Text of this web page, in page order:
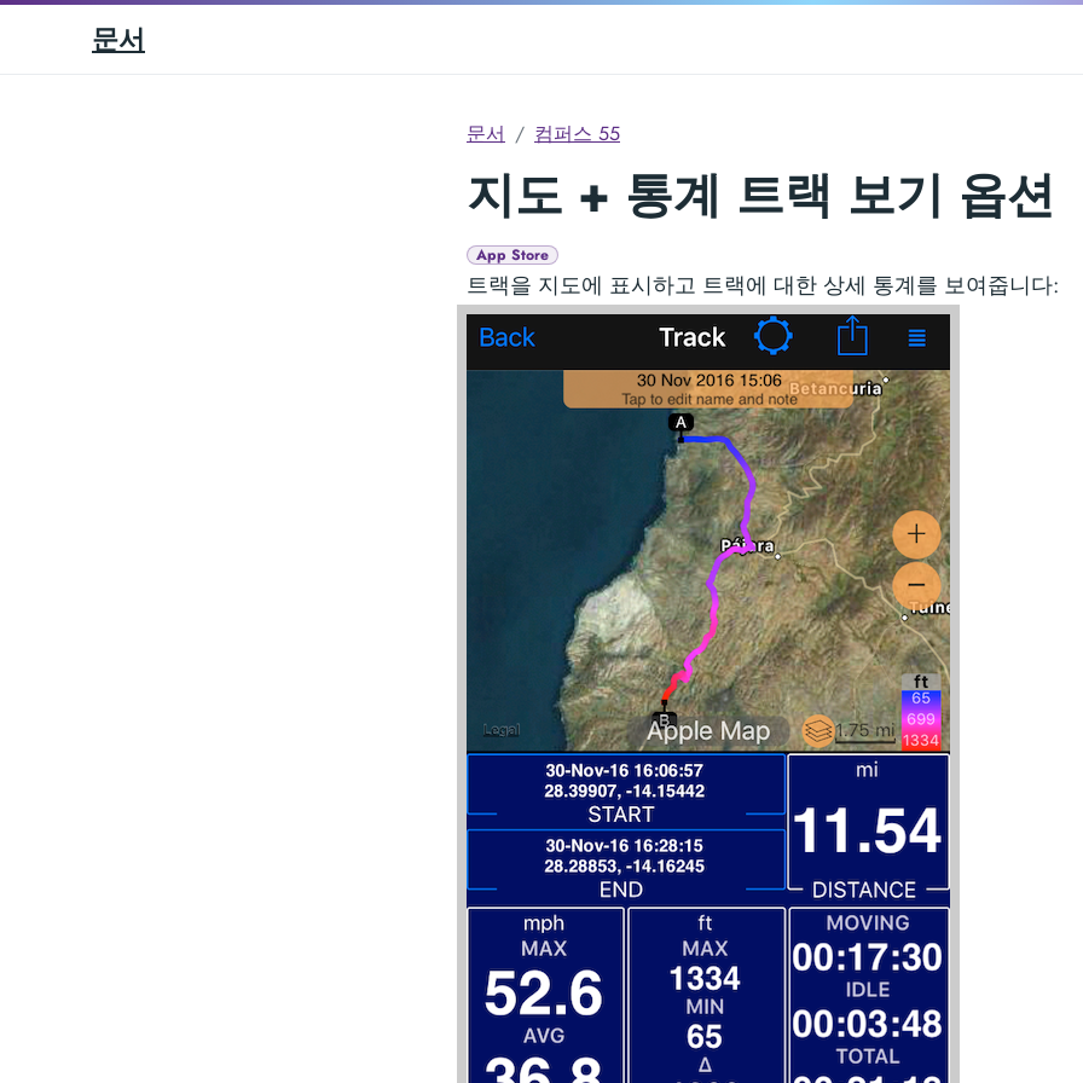
문서
문서 컴퍼스 55
지도 + 통계 트랙 보기 옵션
App Store
트랙을 지도에 표시하고 트랙에 대한 상세 통계를 보여줍니다: